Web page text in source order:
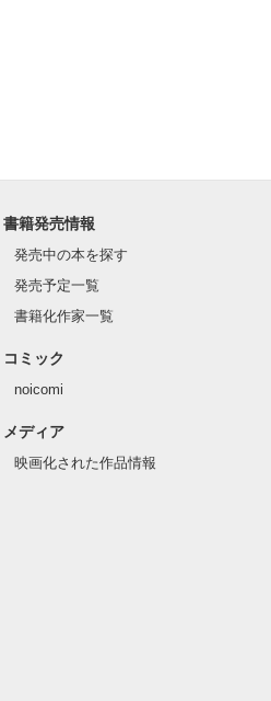
書籍発売情報
発売中の本を探す
発売予定一覧
書籍化作家一覧
コミック
noicomi
メディア
映画化された作品情報